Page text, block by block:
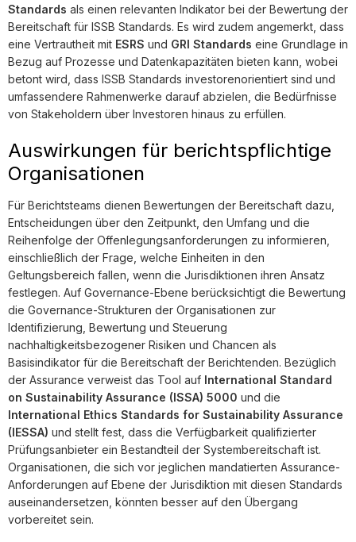
Standards als einen relevanten Indikator bei der Bewertung der
Bereitschaft für ISSB Standards. Es wird zudem angemerkt, dass
eine Vertrautheit mit ESRS und GRI Standards eine Grundlage in
Bezug auf Prozesse und Datenkapazitäten bieten kann, wobei
betont wird, dass ISSB Standards investorenorientiert sind und
umfassendere Rahmenwerke darauf abzielen, die Bedürfnisse
von Stakeholdern über Investoren hinaus zu erfüllen.
Auswirkungen für berichtspflichtige
Organisationen
Für Berichtsteams dienen Bewertungen der Bereitschaft dazu,
Entscheidungen über den Zeitpunkt, den Umfang und die
Reihenfolge der Offenlegungsanforderungen zu informieren,
einschließlich der Frage, welche Einheiten in den
Geltungsbereich fallen, wenn die Jurisdiktionen ihren Ansatz
festlegen. Auf Governance-Ebene berücksichtigt die Bewertung
die Governance-Strukturen der Organisationen zur
Identifizierung, Bewertung und Steuerung
nachhaltigkeitsbezogener Risiken und Chancen als
Basisindikator für die Bereitschaft der Berichtenden. Bezüglich
der Assurance verweist das Tool auf International Standard
on Sustainability Assurance (ISSA) 5000 und die
International Ethics Standards for Sustainability Assurance
(IESSA) und stellt fest, dass die Verfügbarkeit qualifizierter
Prüfungsanbieter ein Bestandteil der Systembereitschaft ist.
Organisationen, die sich vor jeglichen mandatierten Assurance-
Anforderungen auf Ebene der Jurisdiktion mit diesen Standards
auseinandersetzen, könnten besser auf den Übergang
vorbereitet sein.